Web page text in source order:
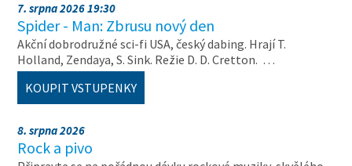
7. srpna 2026 19:30
Spider - Man: Zbrusu nový den
Akční dobrodružné sci-fi USA, český dabing. Hrají T.
Holland, Zendaya, S. Sink. Režie D. D. Cretton. …
KOUPIT VSTUPENKY
8. srpna 2026
Rock a pivo